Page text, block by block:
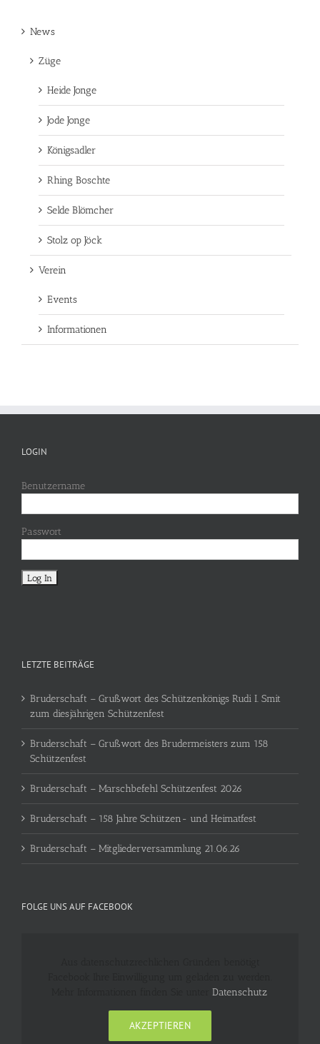
News
Züge
Heide Jonge
Jode Jonge
Königsadler
Rhing Boschte
Selde Blömcher
Stolz op Jöck
Verein
Events
Informationen
LOGIN
Benutzername
Passwort
LETZTE BEITRÄGE
Bruderschaft – Grußwort des Schützenkönigs Rudi I. Smit
zum diesjährigen Schützenfest
Bruderschaft – Grußwort des Brudermeisters zum 158
Schützenfest
Bruderschaft – Marschbefehl Schützenfest 2026
Bruderschaft – 158 Jahre Schützen- und Heimatfest
Bruderschaft – Mitgliederversammlung 21.06.26
FOLGE UNS AUF FACEBOOK
Datenschutz
AKZEPTIEREN